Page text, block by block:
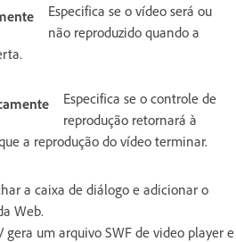
Especifica se o vídeo será ou
não reproduzido quando a
Especifica se o controle de
reprodução retornará à
a reprodução do vídeo terminar.
a caixa de diálogo e adicionar o
Web.
gera um arquivo SWF de video player e